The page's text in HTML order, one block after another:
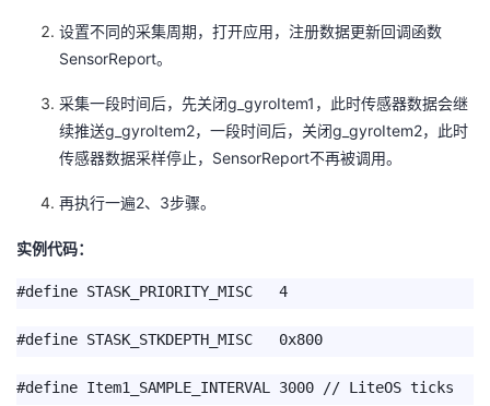
设置不同的采集周期，打开应用，注册数据更新回调函数
SensorReport。
采集一段时间后，先关闭 g_gyroItem1 ，此时传感器数据会继
续推送g_gyroItem2，一段时间后，关闭 g_gyroItem2，此时
传感器数据采样停止， SensorReport不再被调用。
再执行一遍2、 3步骤。
实例代码：
#define STASK_PRIORITY_MISC 4
#define STASK_STKDEPTH_MISC 0x800
#define Item1_SAMPLE_INTERVAL 3000 // LiteOS ticks